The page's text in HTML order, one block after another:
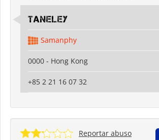
Taneley
Samanphy
0000 - Hong Kong
+85 2 21 16 07 32
Reportar abuso